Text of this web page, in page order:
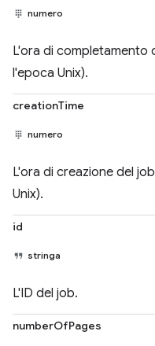
numero
L'ora di completamento
l'epoca Unix).
creationTime
numero
L'ora di creazione del
Unix).
id
stringa
L'ID del job.
numberOfPages